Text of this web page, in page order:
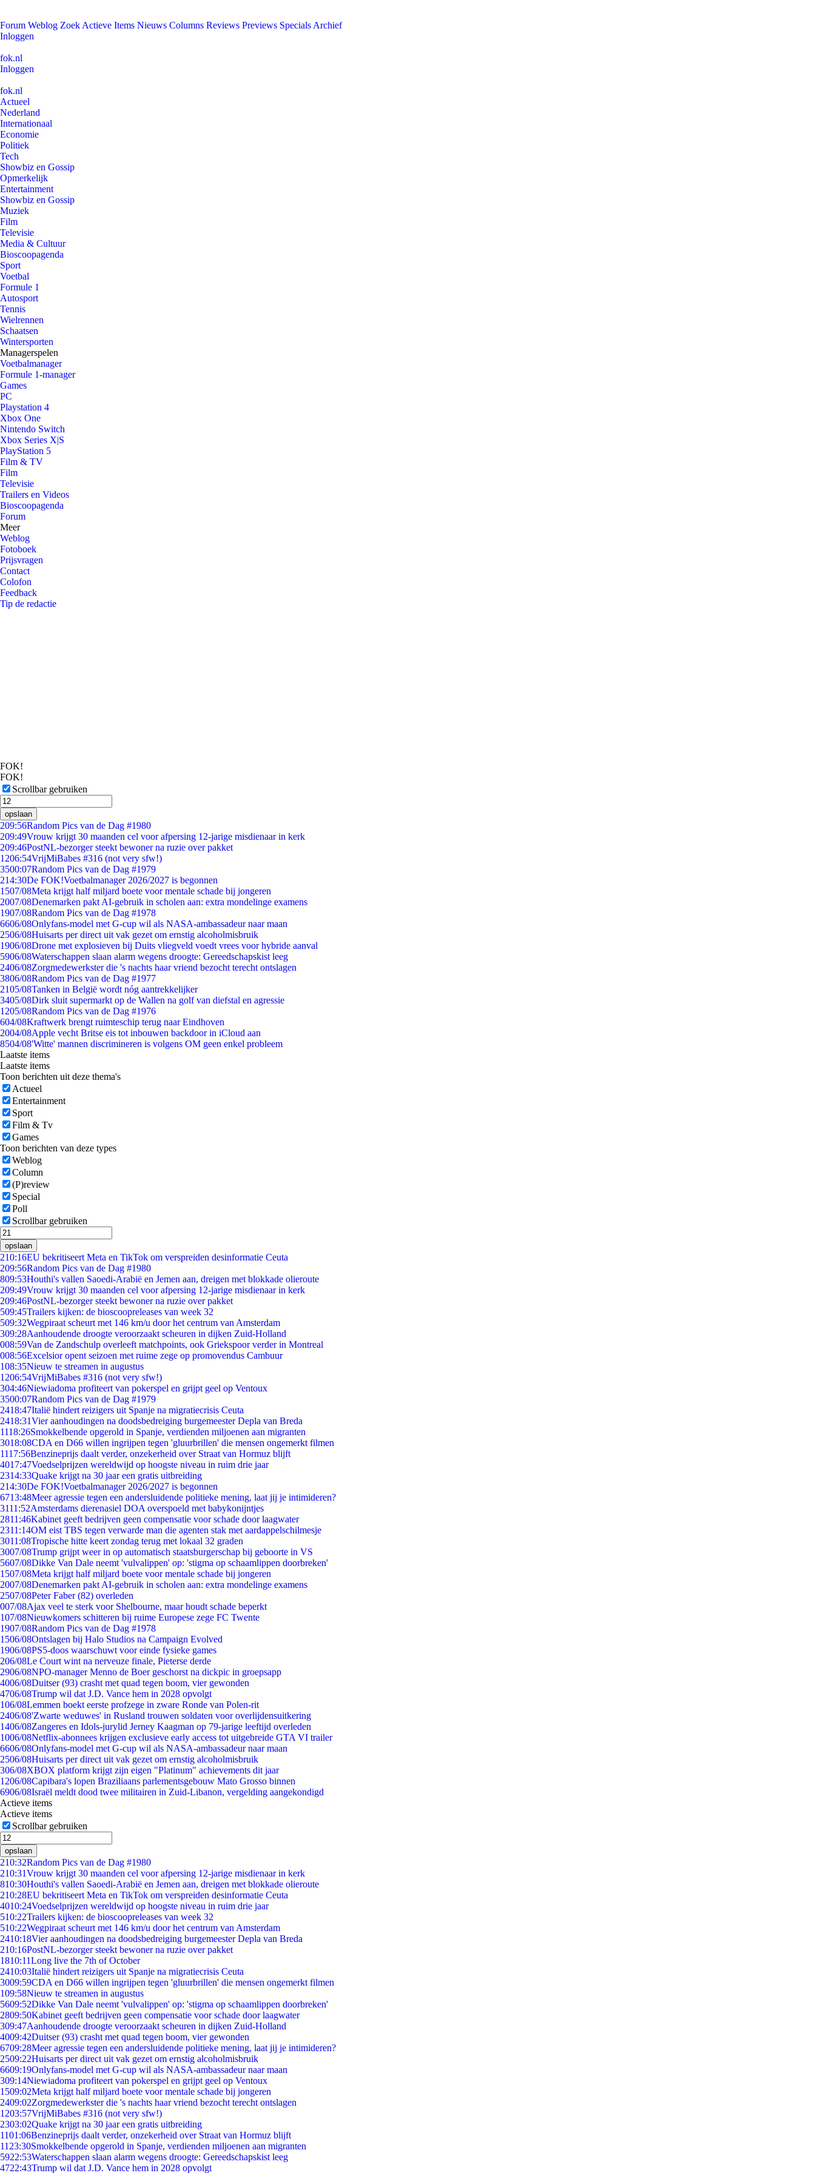
Forum Weblog Zoek Actieve Items Nieuws Columns Reviews Previews Specials Archief
Inloggen
fok.nl
Inloggen
fok.nl
Actueel
Nederland
Internationaal
Economie
Politiek
Tech
Showbiz en Gossip
Opmerkelijk
Entertainment
Showbiz en Gossip
Muziek
Film
Televisie
Media & Cultuur
Bioscoopagenda
Sport
Voetbal
Formule 1
Autosport
Tennis
Wielrennen
Schaatsen
Wintersporten
Managerspelen
Voetbalmanager
Formule 1-manager
Games
PC
Playstation 4
Xbox One
Nintendo Switch
Xbox Series X|S
PlayStation 5
Film & TV
Film
Televisie
Trailers en Videos
Bioscoopagenda
Forum
Meer
Weblog
Fotoboek
Prijsvragen
Contact
Colofon
Feedback
Tip de redactie
FOK!
FOK!
Scrollbar gebruiken
opslaan
209:56Random Pics van de Dag #1980
209:49Vrouw krijgt 30 maanden cel voor afpersing 12-jarige misdienaar in kerk
209:46PostNL-bezorger steekt bewoner na ruzie over pakket
1206:54VrijMiBabes #316 (not very sfw!)
3500:07Random Pics van de Dag #1979
214:30De FOK!Voetbalmanager 2026/2027 is begonnen
1507/08Meta krijgt half miljard boete voor mentale schade bij jongeren
2007/08Denemarken pakt AI-gebruik in scholen aan: extra mondelinge examens
1907/08Random Pics van de Dag #1978
6606/08Onlyfans-model met G-cup wil als NASA-ambassadeur naar maan
2506/08Huisarts per direct uit vak gezet om ernstig alcoholmisbruik
1906/08Drone met explosieven bij Duits vliegveld voedt vrees voor hybride aanval
5906/08Waterschappen slaan alarm wegens droogte: Gereedschapskist leeg
2406/08Zorgmedewerkster die 's nachts haar vriend bezocht terecht ontslagen
3806/08Random Pics van de Dag #1977
2105/08Tanken in België wordt nóg aantrekkelijker
3405/08Dirk sluit supermarkt op de Wallen na golf van diefstal en agressie
1205/08Random Pics van de Dag #1976
604/08Kraftwerk brengt ruimteschip terug naar Eindhoven
2004/08Apple vecht Britse eis tot inbouwen backdoor in iCloud aan
8504/08'Witte' mannen discrimineren is volgens OM geen enkel probleem
Laatste items
Laatste items
Toon berichten uit deze thema's
Actueel
Entertainment
Sport
Film & Tv
Games
Toon berichten van deze types
Weblog
Column
(P)review
Special
Poll
Scrollbar gebruiken
opslaan
210:16EU bekritiseert Meta en TikTok om verspreiden desinformatie Ceuta
209:56Random Pics van de Dag #1980
809:53Houthi's vallen Saoedi-Arabië en Jemen aan, dreigen met blokkade olieroute
209:49Vrouw krijgt 30 maanden cel voor afpersing 12-jarige misdienaar in kerk
209:46PostNL-bezorger steekt bewoner na ruzie over pakket
509:45Trailers kijken: de bioscoopreleases van week 32
509:32Wegpiraat scheurt met 146 km/u door het centrum van Amsterdam
309:28Aanhoudende droogte veroorzaakt scheuren in dijken Zuid-Holland
008:59Van de Zandschulp overleeft matchpoints, ook Griekspoor verder in Montreal
008:56Excelsior opent seizoen met ruime zege op promovendus Cambuur
108:35Nieuw te streamen in augustus
1206:54VrijMiBabes #316 (not very sfw!)
304:46Niewiadoma profiteert van pokerspel en grijpt geel op Ventoux
3500:07Random Pics van de Dag #1979
2418:47Italië hindert reizigers uit Spanje na migratiecrisis Ceuta
2418:31Vier aanhoudingen na doodsbedreiging burgemeester Depla van Breda
1118:26Smokkelbende opgerold in Spanje, verdienden miljoenen aan migranten
3018:08CDA en D66 willen ingrijpen tegen 'gluurbrillen' die mensen ongemerkt filmen
1117:56Benzineprijs daalt verder, onzekerheid over Straat van Hormuz blijft
4017:47Voedselprijzen wereldwijd op hoogste niveau in ruim drie jaar
2314:33Quake krijgt na 30 jaar een gratis uitbreiding
214:30De FOK!Voetbalmanager 2026/2027 is begonnen
6713:48Meer agressie tegen een andersluidende politieke mening, laat jij je intimideren?
3111:52Amsterdams dierenasiel DOA overspoeld met babykonijntjes
2811:46Kabinet geeft bedrijven geen compensatie voor schade door laagwater
2311:14OM eist TBS tegen verwarde man die agenten stak met aardappelschilmesje
3011:08Tropische hitte keert zondag terug met lokaal 32 graden
3007/08Trump grijpt weer in op automatisch staatsburgerschap bij geboorte in VS
5607/08Dikke Van Dale neemt 'vulvalippen' op: 'stigma op schaamlippen doorbreken'
1507/08Meta krijgt half miljard boete voor mentale schade bij jongeren
2007/08Denemarken pakt AI-gebruik in scholen aan: extra mondelinge examens
2507/08Peter Faber (82) overleden
007/08Ajax veel te sterk voor Shelbourne, maar houdt schade beperkt
107/08Nieuwkomers schitteren bij ruime Europese zege FC Twente
1907/08Random Pics van de Dag #1978
1506/08Ontslagen bij Halo Studios na Campaign Evolved
1906/08PS5-doos waarschuwt voor einde fysieke games
206/08Le Court wint na nerveuze finale, Pieterse derde
2906/08NPO-manager Menno de Boer geschorst na dickpic in groepsapp
4006/08Duitser (93) crasht met quad tegen boom, vier gewonden
4706/08Trump wil dat J.D. Vance hem in 2028 opvolgt
106/08Lemmen boekt eerste profzege in zware Ronde van Polen-rit
2406/08'Zwarte weduwes' in Rusland trouwen soldaten voor overlijdensuitkering
1406/08Zangeres en Idols-jurylid Jerney Kaagman op 79-jarige leeftijd overleden
1006/08Netflix-abonnees krijgen exclusieve early access tot uitgebreide GTA VI trailer
6606/08Onlyfans-model met G-cup wil als NASA-ambassadeur naar maan
2506/08Huisarts per direct uit vak gezet om ernstig alcoholmisbruik
306/08XBOX platform krijgt zijn eigen "Platinum" achievements dit jaar
1206/08Capibara's lopen Braziliaans parlementsgebouw Mato Grosso binnen
6906/08Israël meldt dood twee militairen in Zuid-Libanon, vergelding aangekondigd
Actieve items
Actieve items
Scrollbar gebruiken
opslaan
210:32Random Pics van de Dag #1980
210:31Vrouw krijgt 30 maanden cel voor afpersing 12-jarige misdienaar in kerk
810:30Houthi's vallen Saoedi-Arabië en Jemen aan, dreigen met blokkade olieroute
210:28EU bekritiseert Meta en TikTok om verspreiden desinformatie Ceuta
4010:24Voedselprijzen wereldwijd op hoogste niveau in ruim drie jaar
510:22Trailers kijken: de bioscoopreleases van week 32
510:22Wegpiraat scheurt met 146 km/u door het centrum van Amsterdam
2410:18Vier aanhoudingen na doodsbedreiging burgemeester Depla van Breda
210:16PostNL-bezorger steekt bewoner na ruzie over pakket
1810:11Long live the 7th of October
2410:03Italië hindert reizigers uit Spanje na migratiecrisis Ceuta
3009:59CDA en D66 willen ingrijpen tegen 'gluurbrillen' die mensen ongemerkt filmen
109:58Nieuw te streamen in augustus
5609:52Dikke Van Dale neemt 'vulvalippen' op: 'stigma op schaamlippen doorbreken'
2809:50Kabinet geeft bedrijven geen compensatie voor schade door laagwater
309:47Aanhoudende droogte veroorzaakt scheuren in dijken Zuid-Holland
4009:42Duitser (93) crasht met quad tegen boom, vier gewonden
6709:28Meer agressie tegen een andersluidende politieke mening, laat jij je intimideren?
2509:22Huisarts per direct uit vak gezet om ernstig alcoholmisbruik
6609:19Onlyfans-model met G-cup wil als NASA-ambassadeur naar maan
309:14Niewiadoma profiteert van pokerspel en grijpt geel op Ventoux
1509:02Meta krijgt half miljard boete voor mentale schade bij jongeren
2409:02Zorgmedewerkster die 's nachts haar vriend bezocht terecht ontslagen
1203:57VrijMiBabes #316 (not very sfw!)
2303:02Quake krijgt na 30 jaar een gratis uitbreiding
1101:06Benzineprijs daalt verder, onzekerheid over Straat van Hormuz blijft
11 23:30Smokkelbende opgerold in Spanje, verdienden miljoenen aan migranten
5922:53Waterschappen slaan alarm wegens droogte: Gereedschapskist leeg
4722:43Trump wil dat J.D. Vance hem in 2028 opvolgt